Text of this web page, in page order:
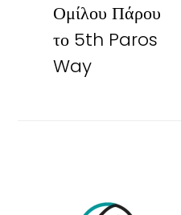
Ομίλου Πάρου
το 5th Paros
Way